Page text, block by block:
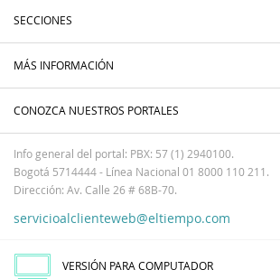
SECCIONES
MÁS INFORMACIÓN
CONOZCA NUESTROS PORTALES
Info general del portal: PBX: 57 (1) 2940100.
Bogotá 5714444 - Línea Nacional 01 8000 110 211.
Dirección: Av. Calle 26 # 68B-70.
servicioalclienteweb@eltiempo.com
VERSIÓN PARA COMPUTADOR